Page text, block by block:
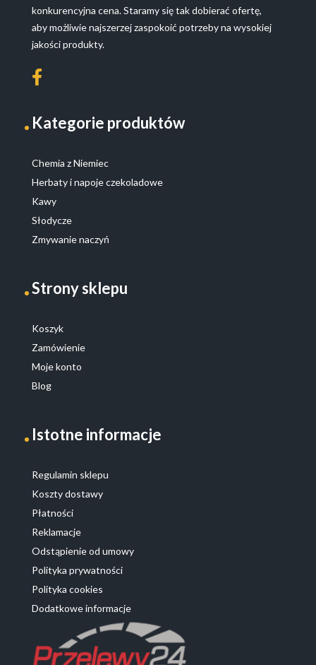
konkurencyjna cena. Staramy się tak dobierać ofertę,
aby możliwie najszerzej zaspokoić potrzeby na wysokiej
jakości produkty.
Kategorie produktów
Chemia z Niemiec
Herbaty i napoje czekoladowe
Kawy
Słodycze
Zmywanie naczyń
Strony sklepu
Koszyk
Zamówienie
Moje konto
Blog
Istotne informacje
Regulamin sklepu
Koszty dostawy
Płatności
Reklamacje
Odstąpienie od umowy
Polityka prywatności
Polityka cookies
Dodatkowe informacje